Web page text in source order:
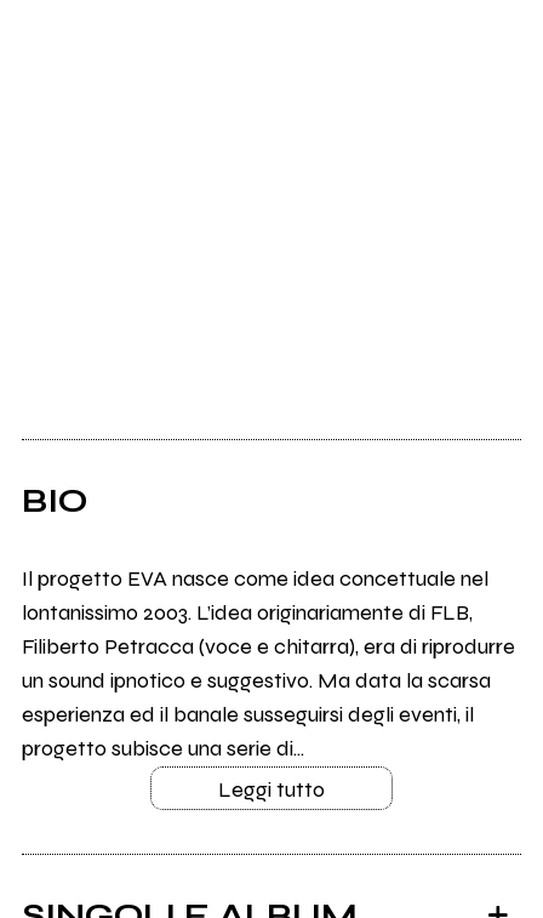
BIO
Il progetto EVA nasce come idea concettuale nel
lontanissimo 2003. L’idea originariamente di FLB,
Filiberto Petracca (voce e chitarra), era di riprodurre
un sound ipnotico e suggestivo. Ma data la scarsa
esperienza ed il banale susseguirsi degli eventi, il
progetto subisce una serie di...
Leggi tutto